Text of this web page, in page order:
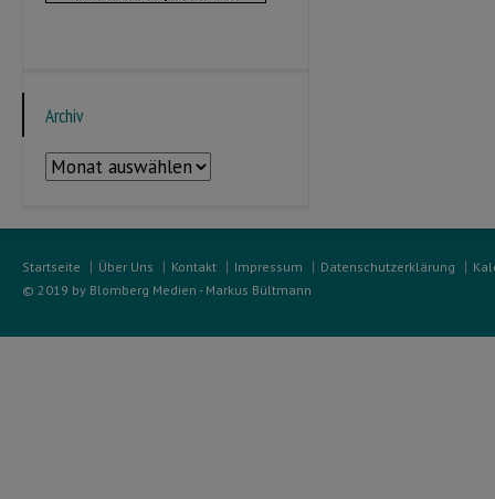
Archiv
Archiv
Startseite Über Uns Kontakt Impressum Datenschutzerklärung
© 2019 by Blomberg Medien - Markus Bültmann